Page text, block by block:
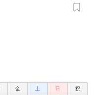
金 土 日 祝